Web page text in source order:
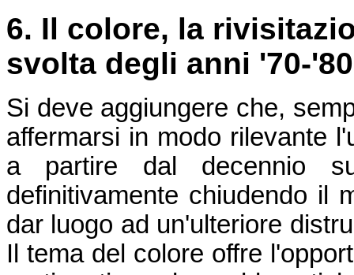
6. Il colore, la
svolta degli anni '70-'80
Si deve aggiungere che,
affermarsi in modo rilevante
a partire dal decennio
definitivamente chiudendo il
dar luogo ad un'ulteriore
Il tema del colore offre